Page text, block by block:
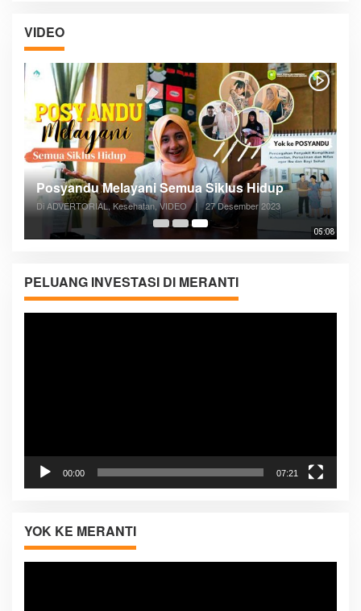
VIDEO
05:08
Posyandu Melayani Semua Siklus Hidup
Di ADVERTORIAL, Kesehatan, VIDEO | 27 Desember 2023
PELUANG INVESTASI DI MERANTI
Pemutar
00:00 07:21
YOK KE MERANTI
Pemutar